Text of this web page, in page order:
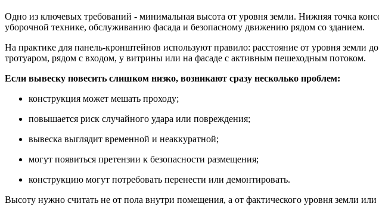
Одно из ключевых требований - минимальная высота от уровня земли. Нижняя точка
уборочной технике, обслуживанию фасада и безопасному движению рядом со зданием.
На практике для панель-кронштейнов используют правило: расстояние от уровня
тротуаром, рядом с входом, у витрины или на фасаде с активным пешеходным потоком.
Если вывеску повесить слишком низко, возникают сразу несколько проблем:
конструкция может мешать проходу;
повышается риск случайного удара или повреждения;
вывеска выглядит временной и неаккуратной;
могут появиться претензии к безопасности размещения;
конструкцию могут потребовать перенести или демонтировать.
Высоту нужно считать не от пола внутри помещения, а от фактического уровня земли или